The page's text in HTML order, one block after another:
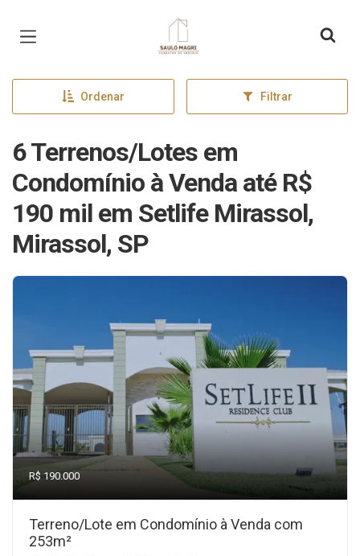
Página inicial
Ordenar Filtrar
6 Terrenos/Lotes em
Condomínio à Venda até R$
190 mil em Setlife Mirassol,
Mirassol, SP
R$ 190.000
Terreno/Lote em Condomínio à Venda com
253m²